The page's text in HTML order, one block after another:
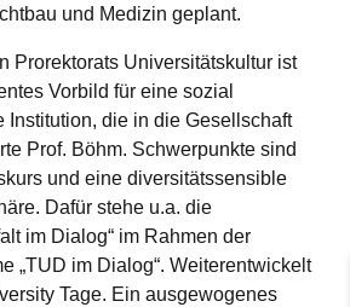
und Medizin geplant.
Prorektorats Universitätskultur ist
Vorbild für eine sozial
Institution, die in die Gesellschaft
Prof. Böhm. Schwerpunkte sind
und eine diversitätssensible
Dafür stehe u.a. die
im Dialog“ im Rahmen der
„TUD im Dialog“. Weiterentwickelt
Tage. Ein ausgewogenes